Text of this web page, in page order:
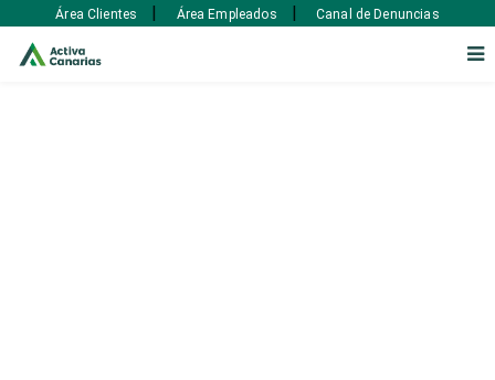
Área Clientes | Área Empleados | Canal de Denuncias